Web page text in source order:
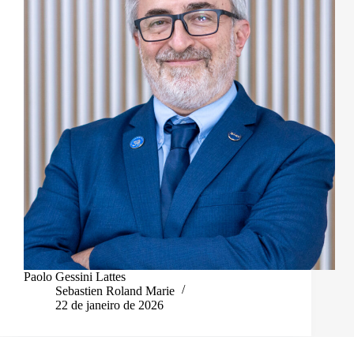
Paolo Gessini Lattes
Sebastien Roland Marie
22 de janeiro de 2026